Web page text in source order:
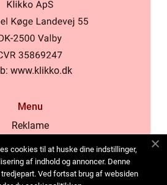
www.klikko.dk
Menu
Reklame
Cookies
Kontakt Oss
cookies til at huske dine indstillinger,
af indhold og annoncer. Denne
Ved fortsat brug af websiden